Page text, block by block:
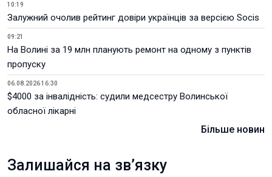
10:19
Залужний очолив рейтинг довіри українців за версією Socis
09:21
На Волині за 19 млн планують ремонт на одному з пунктів
пропуску
06.08.2026 16:30
$4000 за інвалідність: судили медсестру Волинської
обласної лікарні
Більше новин
Залишайся на зв’язку